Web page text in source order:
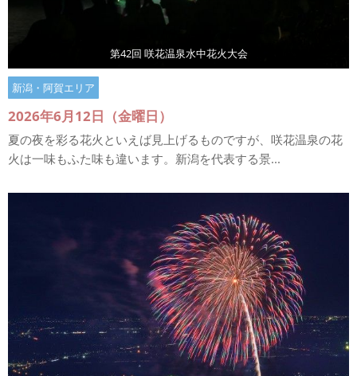
第42回 咲花温泉水中花火大会
新潟・阿賀エリア
2026年6月12日（金曜日）
夏の夜を彩る花火といえば見上げるものですが、咲花温泉の花
火は一味もふた味も違います。新潟を代表する景...